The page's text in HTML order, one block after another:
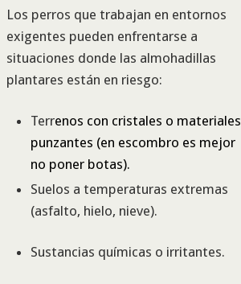
Los perros que trabajan en entornos
exigentes pueden enfrentarse a
situaciones donde las almohadillas
plantares están en riesgo:
Terrenos con cristales o materiales
punzantes (en escombro es mejor
no poner botas).
Suelos a temperaturas extremas
(asfalto, hielo, nieve).
Sustancias químicas o irritantes.